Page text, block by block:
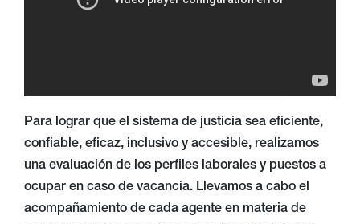
Para lograr que el sistema de justicia sea eficiente,
confiable, eficaz, inclusivo y accesible, realizamos
una evaluación de los perfiles laborales y puestos a
ocupar en caso de vacancia. Llevamos a cabo el
acompañamiento de cada agente en materia de